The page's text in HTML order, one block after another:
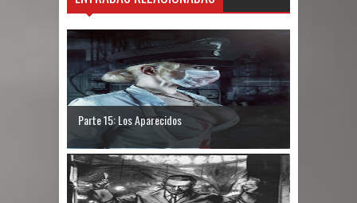
Parte 15: Los Aparecidos